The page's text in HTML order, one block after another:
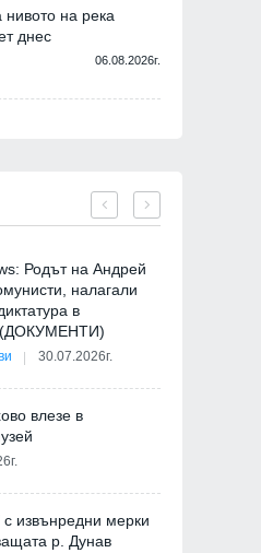
29.06.2024г.
нивото на река
днес
06.08.2026г.
Родът на Андрей
налагали
в
(ДОКУМЕНТИ)
30.07.2026г.
влезе в
извънредни мерки
р. Дунав